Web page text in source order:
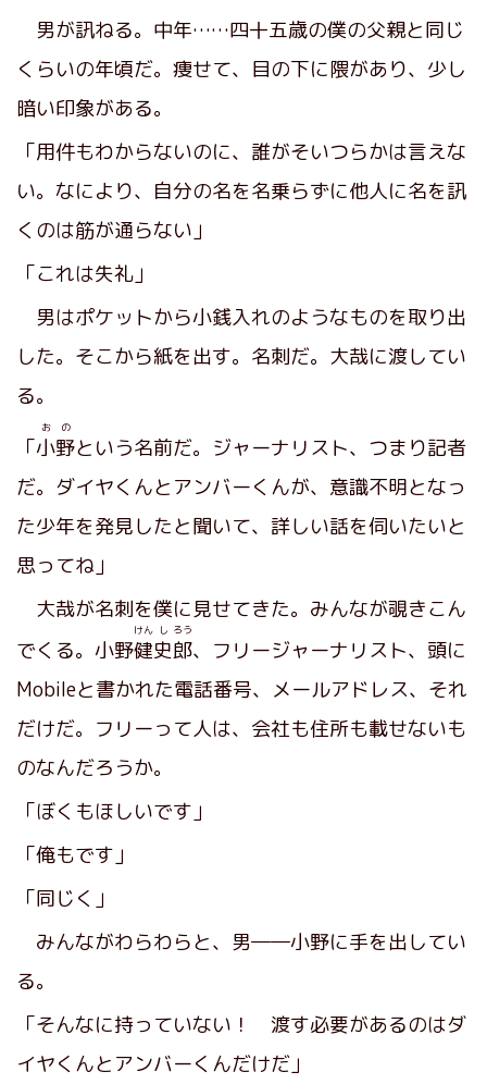
男が訊ねる。中年……四十五歳の僕の父親と同じ
くらいの年頃だ。痩せて、目の下に隈があり、少し
暗い印象がある。
「用件もわからないのに、誰がそいつらかは言えな
い。なにより、自分の名を名乗らずに他人に名を訊
くのは筋が通らない」
「これは失礼」
男はポケットから小銭入れのようなものを取り出
した。そこから紙を出す。名刺だ。大哉に渡してい
る。
「小野
おの
という名前だ。ジャーナリスト、つまり記者
だ。ダイヤくんとアンバーくんが、意識不明となっ
た少年を発見したと聞いて、詳しい話を伺いたいと
思ってね」
大哉が名刺を僕に見せてきた。みんなが覗きこん
でくる。小野健
けん
史
し
郎
ろう
、フリージャーナリスト、頭に
Mobileと書かれた電話番号、メールアドレス、それ
だけだ。フリーって人は、会社も住所も載せないも
のなんだろうか。
「ぼくもほしいです」
「俺もです」
「同じく」
みんながわらわらと、男――小野に手を出してい
る。
「そんなに持っていない！ 渡す必要があるのはダ
イヤくんとアンバーくんだけだ」